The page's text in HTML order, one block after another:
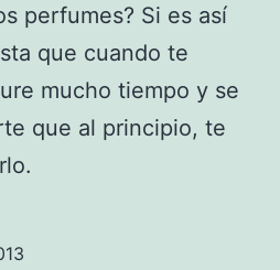
perfumes? Si es así
que cuando te
mucho tiempo y se
que al principio, te